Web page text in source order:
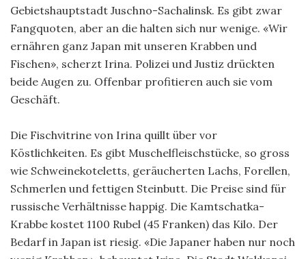
Gebietshauptstadt Juschno-Sachalinsk. Es gibt zwar
Fangquoten, aber an die halten sich nur wenige. «Wir
ernähren ganz Japan mit unseren Krabben und
Fischen», scherzt Irina. Polizei und Jus­tiz drückten
beide Augen zu. Offenbar profitieren auch sie vom
Geschäft.
Die Fischvitrine von Irina quillt über vor
Köstlichkeiten. Es gibt Muschelfleischstücke, so gross
wie Schweinekoteletts, geräucherten Lachs, Forellen,
Schmerlen und fettigen Steinbutt. Die Preise sind für
russische Verhältnisse happig. Die Kamtschatka-
Krabbe kos­tet 1100 Rubel (45 Franken) das Kilo. Der
Bedarf in Japan ist riesig. «Die Japaner haben nur noch